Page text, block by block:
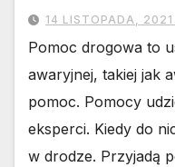
14 LISTOPADA, 2021
Pomoc drogowa to
awaryjnej, takiej jak
pomoc. Pomocy
eksperci. Kiedy do
w drodze. Przyjadą